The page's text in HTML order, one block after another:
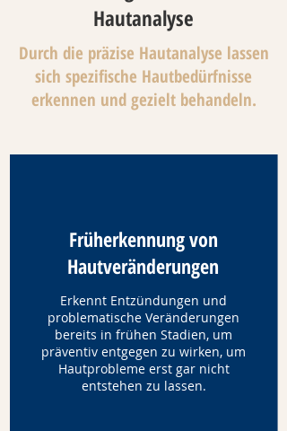
Hautanalyse
Durch die präzise Hautanalyse lassen
sich spezifische Hautbedürfnisse
erkennen und gezielt behandeln.
Früherkennung von
Hautveränderungen
Erkennt Entzündungen und
problematische Veränderungen
bereits in frühen Stadien, um
präventiv entgegen zu wirken, um
Hautprobleme erst gar nicht
entstehen zu lassen.